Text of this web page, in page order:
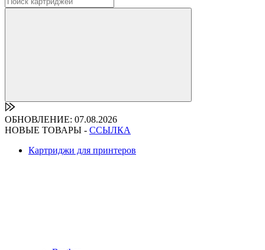
ОБНОВЛЕНИЕ: 07.08.2026
НОВЫЕ ТОВАРЫ - ССЫЛКА
Картриджи для принтеров